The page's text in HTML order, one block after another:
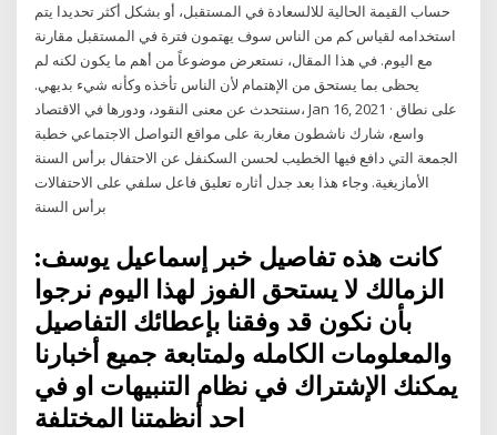
حساب القيمة الحالية للالسعادة في المستقبل، أو بشكل أكثر تحديدا يتم
استخدامه لقياس كم من الناس سوف يهتمون فترة في المستقبل مقارنة
مع اليوم. في هذا المقال، نستعرض موضوعاً من أهم ما يكون لكنه لم
يحظى بما يستحق من الإهتمام لأن الناس تأخذه وكأنه شيء بديهي.
سنتحدث عن معنى النقود، ودورها في الاقتصاد، Jan 16, 2021 · على نطاق
واسع، شارك ناشطون مغاربة على مواقع التواصل الاجتماعي خطبة
الجمعة التي دافع فيها الخطيب لحسن السكنفل عن الاحتفال برأس السنة
الأمازيغية. وجاء هذا بعد جدل أثاره تعليق فاعل سلفي على الاحتفالات
برأس السنة
كانت هذه تفاصيل خبر إسماعيل يوسف:
الزمالك لا يستحق الفوز لهذا اليوم نرجوا
بأن نكون قد وفقنا بإعطائك التفاصيل
والمعلومات الكامله ولمتابعة جميع أخبارنا
يمكنك الإشتراك في نظام التنبيهات او في
احد أنظمتنا المختلفة